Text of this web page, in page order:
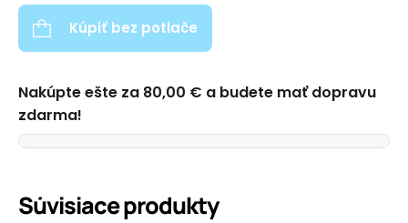
Kúpiť bez potlače
Nakúpte ešte za 80,00 € a budete mať dopravu
zdarma!
Súvisiace produkty